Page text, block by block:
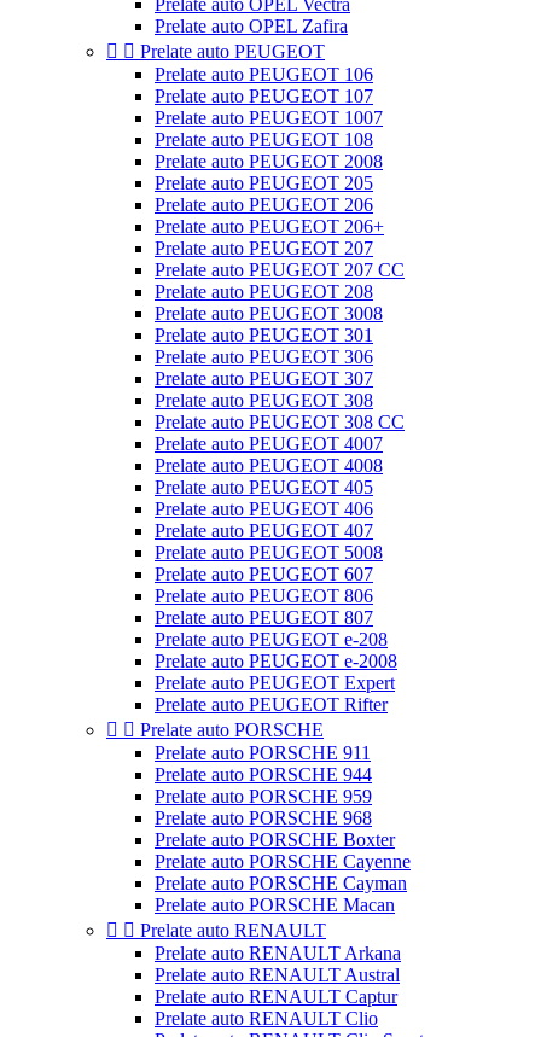
Prelate auto OPEL Vectra
Prelate auto OPEL Zafira
  Prelate auto PEUGEOT
Prelate auto PEUGEOT 106
Prelate auto PEUGEOT 107
Prelate auto PEUGEOT 1007
Prelate auto PEUGEOT 108
Prelate auto PEUGEOT 2008
Prelate auto PEUGEOT 205
Prelate auto PEUGEOT 206
Prelate auto PEUGEOT 206+
Prelate auto PEUGEOT 207
Prelate auto PEUGEOT 207 CC
Prelate auto PEUGEOT 208
Prelate auto PEUGEOT 3008
Prelate auto PEUGEOT 301
Prelate auto PEUGEOT 306
Prelate auto PEUGEOT 307
Prelate auto PEUGEOT 308
Prelate auto PEUGEOT 308 CC
Prelate auto PEUGEOT 4007
Prelate auto PEUGEOT 4008
Prelate auto PEUGEOT 405
Prelate auto PEUGEOT 406
Prelate auto PEUGEOT 407
Prelate auto PEUGEOT 5008
Prelate auto PEUGEOT 607
Prelate auto PEUGEOT 806
Prelate auto PEUGEOT 807
Prelate auto PEUGEOT e-208
Prelate auto PEUGEOT e-2008
Prelate auto PEUGEOT Expert
Prelate auto PEUGEOT Rifter
  Prelate auto PORSCHE
Prelate auto PORSCHE 911
Prelate auto PORSCHE 944
Prelate auto PORSCHE 959
Prelate auto PORSCHE 968
Prelate auto PORSCHE Boxter
Prelate auto PORSCHE Cayenne
Prelate auto PORSCHE Cayman
Prelate auto PORSCHE Macan
  Prelate auto RENAULT
Prelate auto RENAULT Arkana
Prelate auto RENAULT Austral
Prelate auto RENAULT Captur
Prelate auto RENAULT Clio